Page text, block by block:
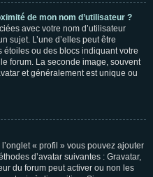
de mon nom d’utilisateur ?
avec votre nom d’utilisateur
sujet. L’une d’elles peut être
ou des blocs indiquant votre
forum. La seconde image, souvent
et généralement est unique ou
« profil » vous pouvez ajouter
d’avatar suivantes : Gravatar,
du forum peut activer ou non les